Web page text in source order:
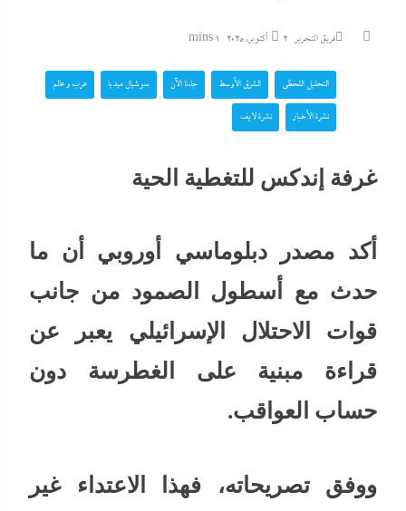
فريق التحرير 2 أكتوبر، 2025 1 mins
التحليل اللحظي الشرق الأوسط جاءنا الآن سوشيال ميديا عرب و عالم
نشرة الأخبار نشرة لايف
غرفة إندكس للتغطية الحية
أكد مصدر دبلوماسي أوروبي أن ما
حدث مع أسطول الصمود من جانب
قوات الاحتلال الإسرائيلي يعبر عن
قراءة مبنية على الغطرسة دون
حساب العواقب.
ووفق تصريحاته، فهذا الاعتداء غير